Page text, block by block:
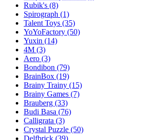
Rubik's (8)
Spirograph (1)
Talent Toys (35)
YoYoFactory (50)
Yuxin (14)
4M (3)
Aero (3)
Bondibon (79)
BrainBox (19)
Brainy Trainy (15)
Brainy Games (7)
Brauberg (33)
Budi Basa (76)
Calligrata (3)
Crystal Puzzle (50)
Delfbrick (39)